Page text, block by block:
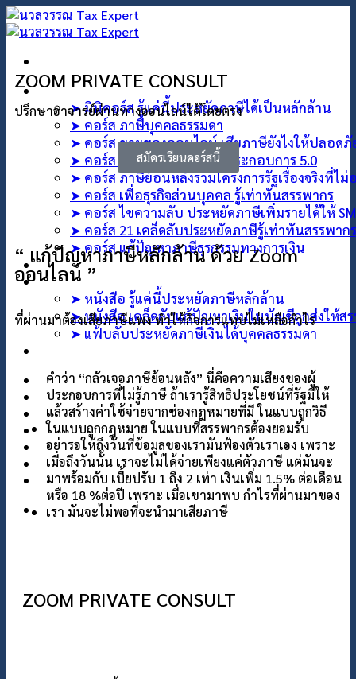
คอร์สออนไลน์
➤ มินิคอร์ส รู้แค่นี้ประหยัดภาษีได้เป็นหลักล้าน
➤ คอร์ส ภาษีบุคคลธรรมดา
➤ คอร์ส ขายของออนไลน์ เสียภาษียังไงให้ปลอดภั
➤ คอร์ส ประหยัดภาษีเพื่อผู้ประกอบการ 5.0
➤ คอร์ส ภาษีย้อนหลังร่วมโครงการรัฐเรื่องจริงที่ไม่
➤ คอร์ส เพื่อธุรกิจส่วนบุคคล รู้เท่าทันสรรพากร
➤ คอร์ส ไขความลับ ประหยัดภาษีเพิ่มรายได้ให้
➤ คอร์ส 21 เคล็ดลับประหยัดภาษีรู้เท่าทันสรรพากร
➤ คอร์ส แก้ปัญหาภาษีธุรกรรมทางการเงิน
คอร์สที่ปรึกษา
สินค้า
➤ หนังสือ รู้แค่นี้ประหยัดภาษีหลักล้าน
➤ หนังสือ เคล็ดลับแก้ปัญหาเงินในบัญชีถูกส่งให้สร
➤ แฟ้บลับประหยัดภาษีเงินได้บุคคลธรรมดา
แกลอรี่
เกี่ยวกับเรา
ติดต่อเรา
ZOOM PRIVATE CONSULT
ปรึกษาอาจารย์ผ่านทางออนไลน์ได้โดยตรง
สมัครเรียนคอร์สนี้
“ แก้ปัญหาภาษีหลักล้าน ด้วย Zoom
ออนไลน์ ”
ที่ผ่านมาต้องเสียภาษีแพง ทำให้กิจการแทบไม่เหลือกำไร
คำว่า “กลัวเจอภาษีย้อนหลัง” นี่คือความเสียงของผู้
ประกอบการที่ไม่รู้ภาษี ถ้าเรารู้สิทธิประโยชน์ที่รัฐมีให้
แล้วสร้างค่าใช้จ่ายจากช่องกฎหมายที่มี ในแบบถูกวิธี
ในแบบถูกกฎหมาย ในแบบที่สรรพากรต้องยอมรับ
อย่ารอให้ถึงวันที่ข้อมูลของเรามันฟ้องตัวเราเอง เพราะ
เมื่อถึงวันนั้น เราจะไม่ได้จ่ายเพียงแค่ตัวภาษี แต่มันจะ
มาพร้อมกับ เบี้ยปรับ 1 ถึง 2 เท่า เงินเพิ่ม 1.5% ต่อเดือน
หรือ 18 %ต่อปี เพราะ เมื่อเขามาพบ กำไรที่ผ่านมาของ
เรา มันจะไม่พอที่จะนำมาเสียภาษี
ZOOM PRIVATE CONSULT​